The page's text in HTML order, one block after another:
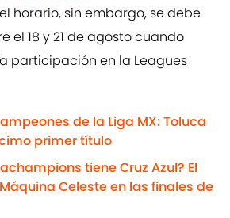
horario, sin embargo, se debe
el 18 y 21 de agosto cuando
participación en la Leagues
de la Liga MX: Toluca
primer título
tiene Cruz Azul? El
Celeste en las finales de